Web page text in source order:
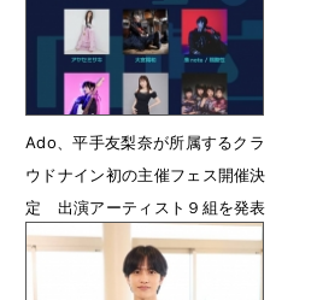
Ado、平手友梨奈が所属するクラ
ウドナイン初の主催フェス開催決
定 出演アーティスト９組を発表
6月19日 19時02分